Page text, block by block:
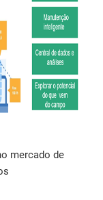
mercado de